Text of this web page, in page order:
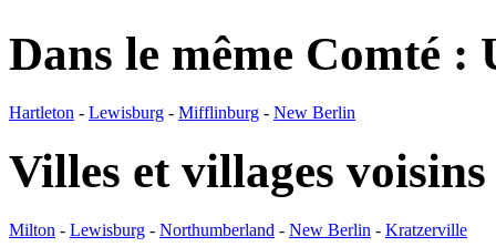
Dans le même Comté :
Hartleton - Lewisburg - Mifflinburg - New Berlin
Villes et villages voisins
Milton - Lewisburg - Northumberland - New Berlin - Kratzerville